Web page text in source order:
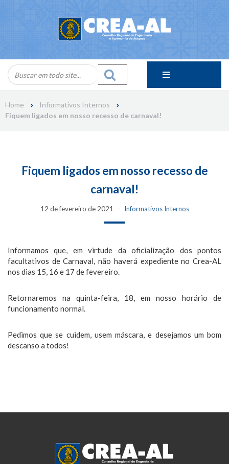
Home
Informativos Internos
Fiquem ligados em nosso recesso de carnaval!
Fiquem ligados em nosso recesso de
carnaval!
12 de fevereiro de 2021 Informativos Internos
Informamos que, em virtude da oficialização dos pontos
facultativos de Carnaval, não haverá expediente no Crea-AL
nos dias 15, 16 e 17 de fevereiro.
Retornaremos na quinta-feira, 18, em nosso horário de
funcionamento normal.
Pedimos que se cuidem, usem máscara, e desejamos um bom
descanso a todos!